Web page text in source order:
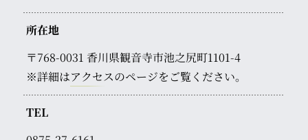
所在地
〒768-0031 香川県観音寺市池之尻町1101-4
※詳細はアクセスのページをご覧ください。
TEL